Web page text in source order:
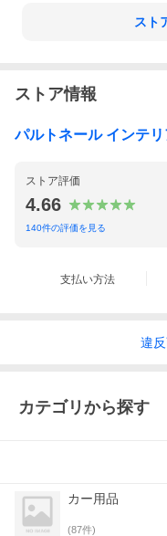
スト
ストア情報
パルトネール インテリ
ストア評価
4.66
140件の評価を見る
支払い方法
違反
カテゴリから探す
カー用品
(87件)